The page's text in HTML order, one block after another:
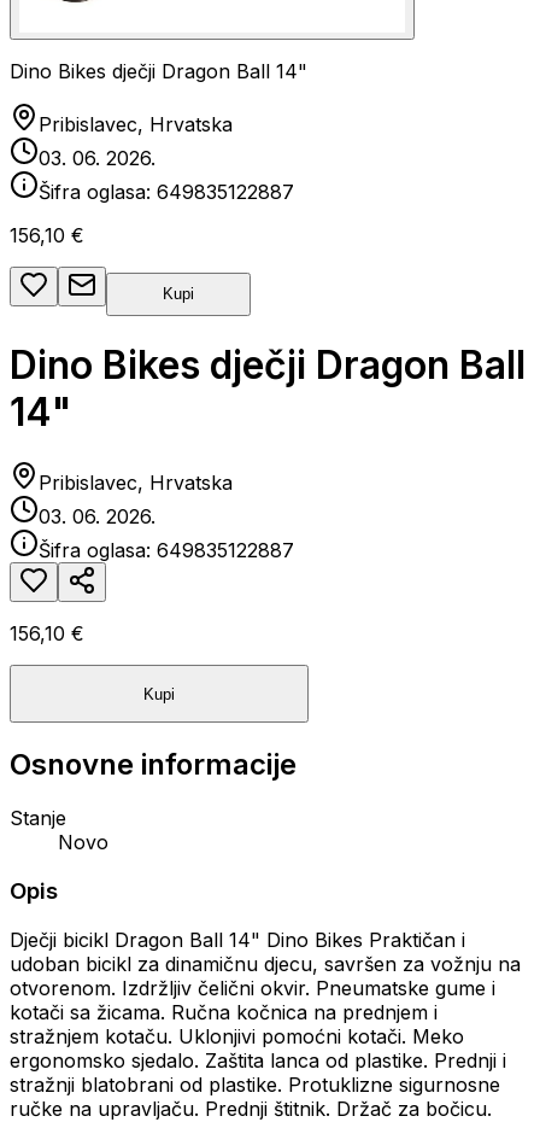
Dino Bikes dječji Dragon Ball 14"
Pribislavec, Hrvatska
03. 06. 2026.
Šifra oglasa: 649835122887
156,10 €
Kupi
Dino Bikes dječji Dragon Ball
14"
Pribislavec, Hrvatska
03. 06. 2026.
Šifra oglasa: 649835122887
156,10 €
Kupi
Osnovne informacije
Stanje
Novo
Opis
Dječji bicikl Dragon Ball 14" Dino Bikes Praktičan i
udoban bicikl za dinamičnu djecu, savršen za vožnju na
otvorenom. Izdržljiv čelični okvir. Pneumatske gume i
kotači sa žicama. Ručna kočnica na prednjem i
stražnjem kotaču. Uklonjivi pomoćni kotači. Meko
ergonomsko sjedalo. Zaštita lanca od plastike. Prednji i
stražnji blatobrani od plastike. Protuklizne sigurnosne
ručke na upravljaču. Prednji štitnik. Držač za bočicu.